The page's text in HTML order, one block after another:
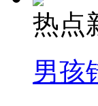
热点
男孩